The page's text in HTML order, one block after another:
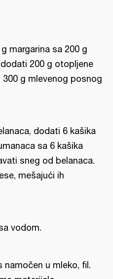
margarina sa 200 g
200 g otopljene
g mlevenog posnog
dodati 6 kašika
sa 6 kašika
sneg od belanaca.
mešajući ih
vodom.
namočen u mleko, fil.